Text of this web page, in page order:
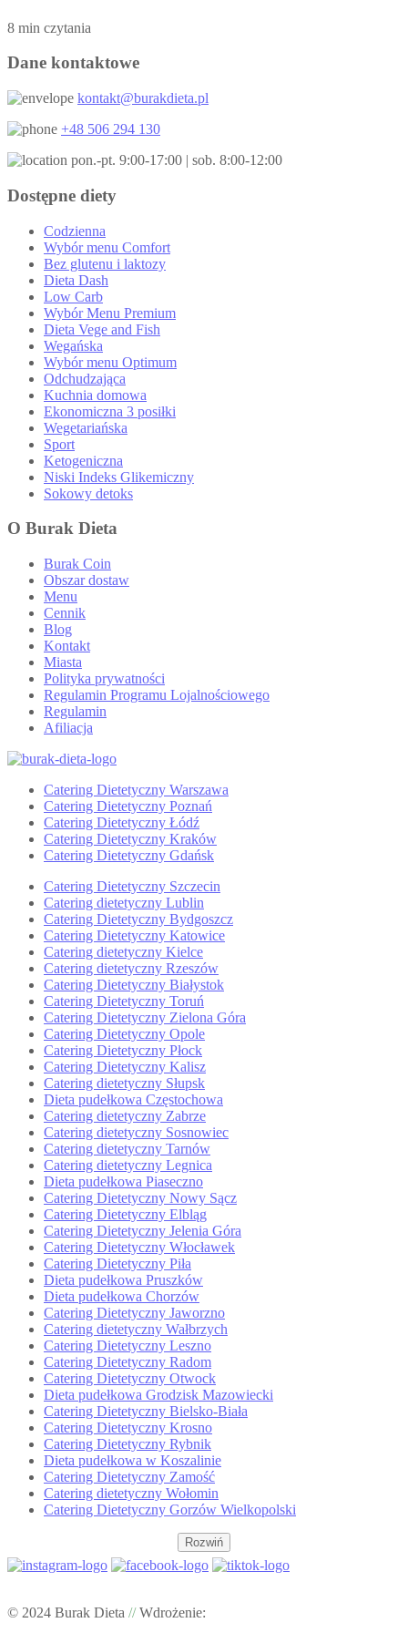
8 min czytania
Dane kontaktowe
kontakt@burakdieta.pl
+48 506 294 130
pon.-pt. 9:00-17:00 | sob. 8:00-12:00
Dostępne diety
Codzienna
Wybór menu Comfort
Bez glutenu i laktozy
Dieta Dash
Low Carb
Wybór Menu Premium
Dieta Vege and Fish
Wegańska
Wybór menu Optimum
Odchudzająca
Kuchnia domowa
Ekonomiczna 3 posiłki
Wegetariańska
Sport
Ketogeniczna
Niski Indeks Glikemiczny
Sokowy detoks
O Burak Dieta
Burak Coin
Obszar dostaw
Menu
Cennik
Blog
Kontakt
Miasta
Polityka prywatności
Regulamin Programu Lojalnościowego
Regulamin
Afiliacja
Catering Dietetyczny Warszawa
Catering Dietetyczny Poznań
Catering Dietetyczny Łódź
Catering Dietetyczny Kraków
Catering Dietetyczny Gdańsk
Catering Dietetyczny Szczecin
Catering dietetyczny Lublin
Catering Dietetyczny Bydgoszcz
Catering Dietetyczny Katowice
Catering dietetyczny Kielce
Catering dietetyczny Rzeszów
Catering Dietetyczny Białystok
Catering Dietetyczny Toruń
Catering Dietetyczny Zielona Góra
Catering Dietetyczny Opole
Catering Dietetyczny Płock
Catering Dietetyczny Kalisz
Catering dietetyczny Słupsk
Dieta pudełkowa Częstochowa
Catering dietetyczny Zabrze
Catering dietetyczny Sosnowiec
Catering dietetyczny Tarnów
Catering dietetyczny Legnica
Dieta pudełkowa Piaseczno
Catering Dietetyczny Nowy Sącz
Catering Dietetyczny Elbląg
Catering Dietetyczny Jelenia Góra
Catering Dietetyczny Włocławek
Catering Dietetyczny Piła
Dieta pudełkowa Pruszków
Dieta pudełkowa Chorzów
Catering Dietetyczny Jaworzno
Catering dietetyczny Wałbrzych
Catering Dietetyczny Leszno
Catering Dietetyczny Radom
Catering Dietetyczny Otwock
Dieta pudełkowa Grodzisk Mazowiecki
Catering Dietetyczny Bielsko-Biała
Catering Dietetyczny Krosno
Catering Dietetyczny Rybnik
Dieta pudełkowa w Koszalinie
Catering Dietetyczny Zamość
Catering dietetyczny Wołomin
Catering Dietetyczny Gorzów Wielkopolski
Rozwiń
© 2024 Burak Dieta //Wdrożenie: